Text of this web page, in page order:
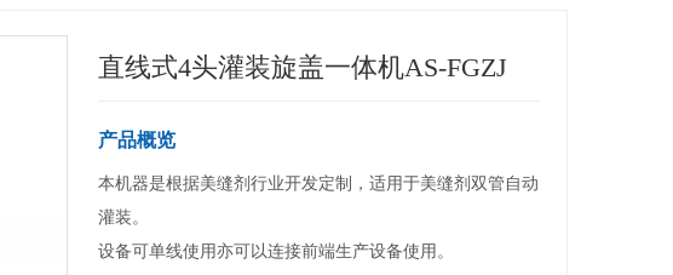
直线式4头灌装旋盖一体机AS-FGZJ
产品概览
本机器是根据美缝剂行业开发定制，适用于美缝剂双管自动
灌装。
设备可单线使用亦可以连接前端生产设备使用。